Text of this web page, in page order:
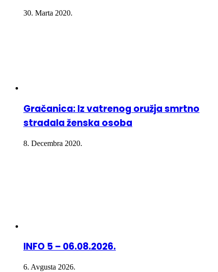
30. Marta 2020.
Gračanica: Iz vatrenog oružja smrtno
stradala ženska osoba
8. Decembra 2020.
INFO 5 – 06.08.2026.
6. Avgusta 2026.